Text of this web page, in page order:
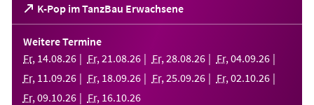
K-Pop im TanzBau Erwachsene
(Öffnet
in
einem
neuen
Tab)
Weitere Termine
Fr, 14.08.26 Fr, 21 .08.26 Fr, 28.08.26 Fr, 04.09.26
Fr, 11 .09.26 Fr, 18.09.26 Fr, 25.09.26 Fr, 02.10.26
Fr, 09.10.26 Fr, 16.10.26